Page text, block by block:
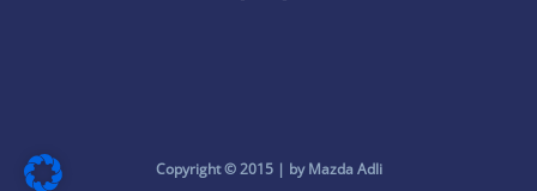
Copyright © 2015 | by Mazda Adli